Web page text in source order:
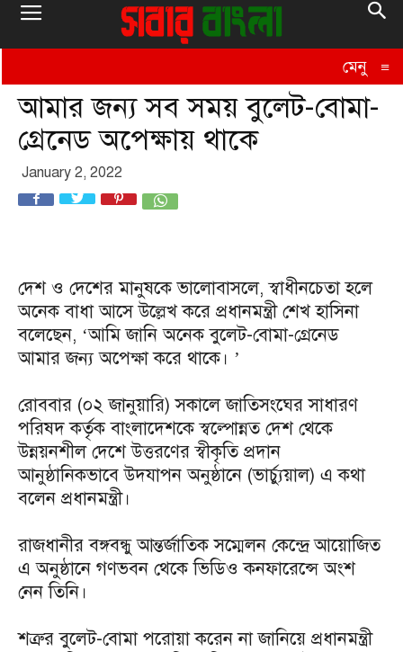
মেনু ≡
আমার জন্য সব সময় বুলেট-বোমা-
গ্রেনেড অপেক্ষায় থাকে
January 2, 2022
দেশ ও দেশের মানুষকে ভালোবাসলে, স্বাধীনচেতা হলে
অনেক বাধা আসে উল্লেখ করে প্রধানমন্ত্রী শেখ হাসিনা
বলেছেন, ‘আমি জানি অনেক বুলেট-বোমা-গ্রেনেড
আমার জন্য অপেক্ষা করে থাকে। ’
রোববার (০২ জানুয়ারি) সকালে জাতিসংঘের সাধারণ
পরিষদ কর্তৃক বাংলাদেশকে স্বল্পোন্নত দেশ থেকে
উন্নয়নশীল দেশে উত্তরণের স্বীকৃতি প্রদান
আনুষ্ঠানিকভাবে উদযাপন অনুষ্ঠানে (ভার্চ্যুয়াল) এ কথা
বলেন প্রধানমন্ত্রী।
রাজধানীর বঙ্গবন্ধু আন্তর্জাতিক সম্মেলন কেন্দ্রে আয়োজিত
এ অনুষ্ঠানে গণভবন থেকে ভিডিও কনফারেন্সে অংশ
নেন তিনি।
শত্রুর বুলেট-বোমা পরোয়া করেন না জানিয়ে প্রধানমন্ত্রী